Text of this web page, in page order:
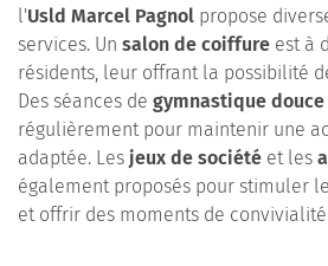
l'Usld Marcel Pagnol propose
services. Un salon de coiffure est à
résidents, leur offrant la possibilité
Des séances de gymnastique douce
régulièrement pour maintenir une
adaptée. Les jeux de société et les
également proposés pour stimuler
et offrir des moments de